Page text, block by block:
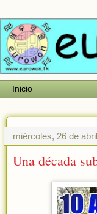
miércoles, 26 de
Una década